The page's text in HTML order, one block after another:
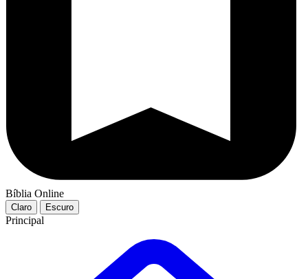
Bíblia Online
Claro Escuro
Principal